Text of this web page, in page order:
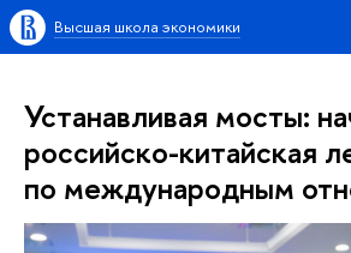
Высшая школа экономики
Устанавливая мосты:
российско-китайская
по международным